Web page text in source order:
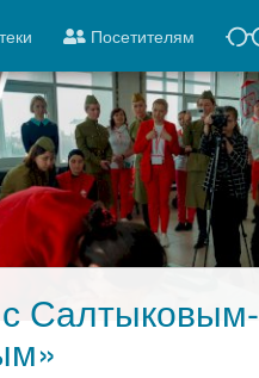
Посетителям
Салтыковым-